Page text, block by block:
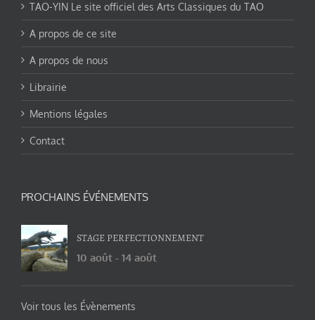
TAO-YIN Le site officiel des Arts Classiques du TAO
A propos de ce site
A propos de nous
Librairie
Mentions légales
Contact
PROCHAINS ÉVÉNEMENTS
STAGE PERFECTIONNEMENT
10 août - 14 août
Voir tous les Évènements